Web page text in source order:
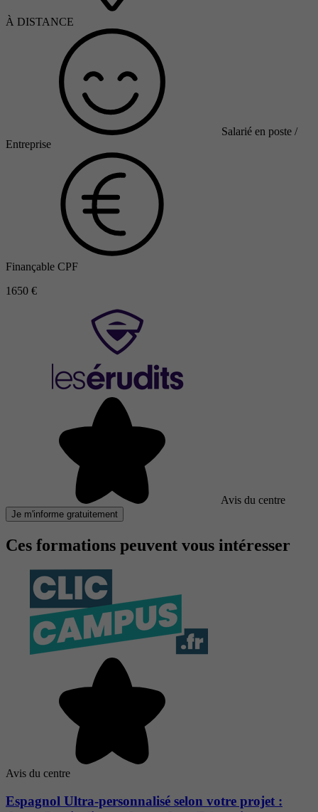
À DISTANCE
Salarié en poste /
Entreprise
Finançable CPF
1650 €
Avis du centre
Je m'informe gratuitement
Ces formations peuvent vous intéresser
Avis du centre
Espagnol Ultra-personnalisé selon votre projet :